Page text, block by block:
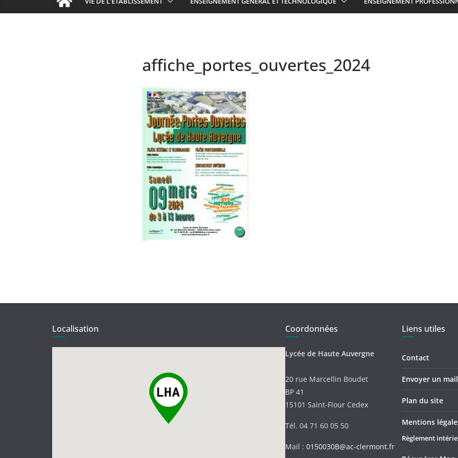
affiche_portes_ouvertes_2024
Localisation Coordonnées
Lycée de Haute Auvergne
20 rue Marcellin Boudet
BP 41
15101 Saint-Flour Cedex
Tél. 04 71 60 05 50
Mail : 0150030B@ac-clermont.fr
Liens utiles
Contact
Envoyer un
Plan du site
Mentions
Règlement